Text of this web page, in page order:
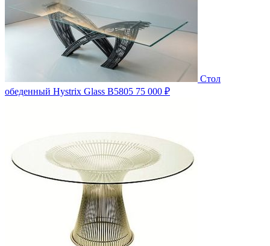
Стол
обеденный Hystrix Glass B5805 75 000 ₽